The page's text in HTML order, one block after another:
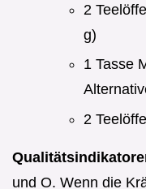
2
g)
1 Tasse
2
und O. Wenn die